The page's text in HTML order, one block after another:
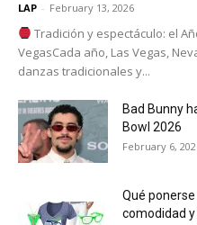
LAP - February 13, 2026
Tradición y espectáculo: el
VegasCada año, Las Vegas,
danzas tradicionales y...
Bad Bunny
Bowl 2026
February 6,
Qué
comodidad y